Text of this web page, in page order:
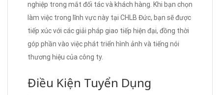
nghiệp trong mắt đối tác và khách hàng. Khi bạn chọn
làm việc trong lĩnh vực này tại CHLB Đức, bạn sẽ được
tiếp xúc với các giải pháp giao tiếp hiện đại, đồng thời
góp phần vào việc phát triển hình ảnh và tiếng nói
thương hiệu của công ty.
Điều Kiện Tuyển Dụng